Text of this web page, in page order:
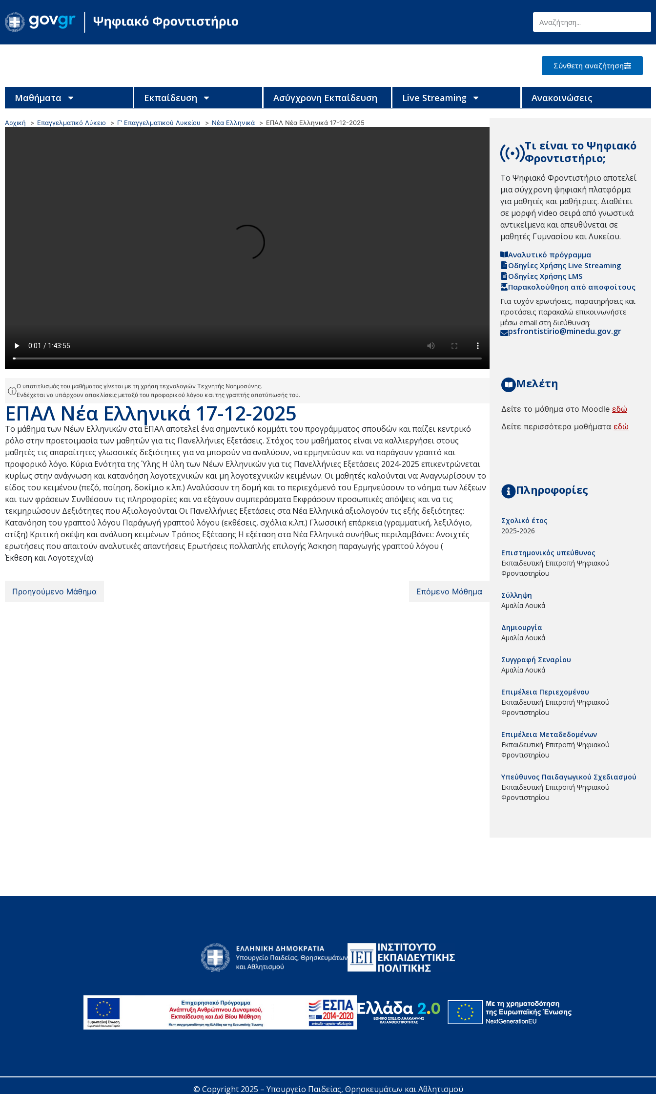
Σύνθετη αναζήτηση
Μαθήματα Εκπαίδευση Ασύγχρονη Εκπαίδευση Live Streaming Ανακοινώσεις
Αρχική Επαγγελματικό Λύκειο Γ' Επαγγελματικού Λυκείου Νέα Ελληνικά ΕΠΑΛ Νέα Ελληνικά 17-12-2025
ⓘΟ υποτιτλισμός του μαθήματος γίνεται με τη χρήση τεχνολογιών Τεχνητής Νοημοσύνης.
Ενδέχεται να υπάρχουν αποκλίσεις μεταξύ του προφορικού λόγου και της γραπτής αποτύπωσής του.
ΕΠΑΛ Νέα Ελληνικά 17-12-2025
Το μάθημα των Νέων Ελληνικών στα ΕΠΑΛ αποτελεί ένα σημαντικό κομμάτι του προγράμματος σπουδών και παίζει κεντρικό
ρόλο στην προετοιμασία των μαθητών για τις Πανελλήνιες Εξετάσεις. Στόχος του μαθήματος είναι να καλλιεργήσει στους
μαθητές τις απαραίτητες γλωσσικές δεξιότητες για να μπορούν να αναλύουν, να ερμηνεύουν και να παράγουν γραπτό και
προφορικό λόγο. Κύρια Ενότητα της Ύλης Η ύλη των Νέων Ελληνικών για τις Πανελλήνιες Εξετάσεις 2024-2025 επικεντρώνεται
κυρίως στην ανάγνωση και κατανόηση λογοτεχνικών και μη λογοτεχνικών κειμένων. Οι μαθητές καλούνται να: Αναγνωρίσουν το
είδος του κειμένου (πεζό, ποίηση, δοκίμιο κ.λπ.) Αναλύσουν τη δομή και το περιεχόμενό του Ερμηνεύσουν το νόημα των λέξεων
και των φράσεων Συνθέσουν τις πληροφορίες και να εξάγουν συμπεράσματα Εκφράσουν προσωπικές απόψεις και να τις
τεκμηριώσουν Δεξιότητες που Αξιολογούνται Οι Πανελλήνιες Εξετάσεις στα Νέα Ελληνικά αξιολογούν τις εξής δεξιότητες:
Κατανόηση του γραπτού λόγου Παράγωγή γραπτού λόγου (εκθέσεις, σχόλια κ.λπ.) Γλωσσική επάρκεια (γραμματική, λεξιλόγιο,
στίξη) Κριτική σκέψη και ανάλυση κειμένων Τρόπος Εξέτασης Η εξέταση στα Νέα Ελληνικά συνήθως περιλαμβάνει: Ανοιχτές
ερωτήσεις που απαιτούν αναλυτικές απαντήσεις Ερωτήσεις πολλαπλής επιλογής Άσκηση παραγωγής γραπτού λόγου (
Έκθεση και Λογοτεχνία)
Προηγούμενο Μάθημα Επόμενο Μάθημα
Τι είναι το Ψηφιακό
Φροντιστήριο;
Το Ψηφιακό Φροντιστήριο αποτελεί
μια σύγχρονη ψηφιακή πλατφόρμα
για μαθητές και μαθήτριες. Διαθέτει
σε μορφή video σειρά από γνωστικά
αντικείμενα και απευθύνεται σε
μαθητές Γυμνασίου και Λυκείου.
Αναλυτικό πρόγραμμα
Οδηγίες Χρήσης Live Streaming
Οδηγίες Χρήσης LMS
Παρακολούθηση από αποφοίτους
Για τυχόν ερωτήσεις, παρατηρήσεις και
προτάσεις παρακαλώ επικοινωνήστε
μέσω email στη διεύθυνση:
psfrontistirio@minedu.gov.gr
Μελέτη
Δείτε το μάθημα στο Moodle εδώ
Δείτε περισσότερα μαθήματα εδώ
Πληροφορίες
Σχολικό έτος
2025-2026
Επιστημονικός υπεύθυνος
Εκπαιδευτική Επιτροπή Ψηφιακού
Φροντιστηρίου
Σύλληψη
Αμαλία Λουκά
Δημιουργία
Αμαλία Λουκά
Συγγραφή Σεναρίου
Αμαλία Λουκά
Επιμέλεια Περιεχομένου
Εκπαιδευτική Επιτροπή Ψηφιακού
Φροντιστηρίου
Επιμέλεια Μεταδεδομένων
Εκπαιδευτική Επιτροπή Ψηφιακού
Φροντιστηρίου
Υπεύθυνος Παιδαγωγικού Σχεδιασμού
Εκπαιδευτική Επιτροπή Ψηφιακού
Φροντιστηρίου
© Copyright 2025 – Υπουργείο Παιδείας, Θρησκευμάτων και Αθλητισμού